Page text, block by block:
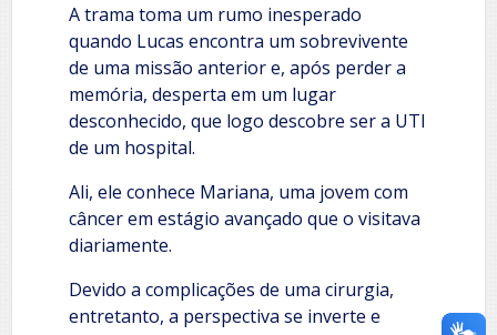
A trama toma um rumo inesperado
quando Lucas encontra um sobrevivente
de uma missão anterior e, após perder a
memória, desperta em um lugar
desconhecido, que logo descobre ser a UTI
de um hospital.
Ali, ele conhece Mariana, uma jovem com
câncer em estágio avançado que o visitava
diariamente.
Devido a complicações de uma cirurgia,
entretanto, a perspectiva se inverte e